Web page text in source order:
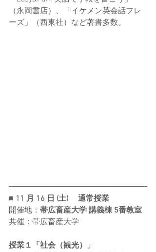
（永岡書店）、「イケメン英会話フレ
ーズ」（西東社）など著書多数。
■ 11 ⽉ 16 ⽇ (⼟) 　通常授業
開催地： 帯広畜産大学 講義棟 5番教室
共催：帯広畜産大学
授業１「社会（観光）」